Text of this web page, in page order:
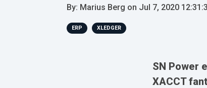
By: Marius Berg on Jul 7, 2020
ERP XLEDGER
SN Power
XACCT